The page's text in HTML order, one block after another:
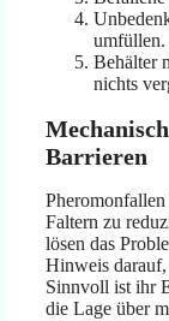
umfüllen.
Behälter
nichts
Barrieren
Faltern zu
lösen das
Hinweis
Sinnvoll ist ihr
die Lage über